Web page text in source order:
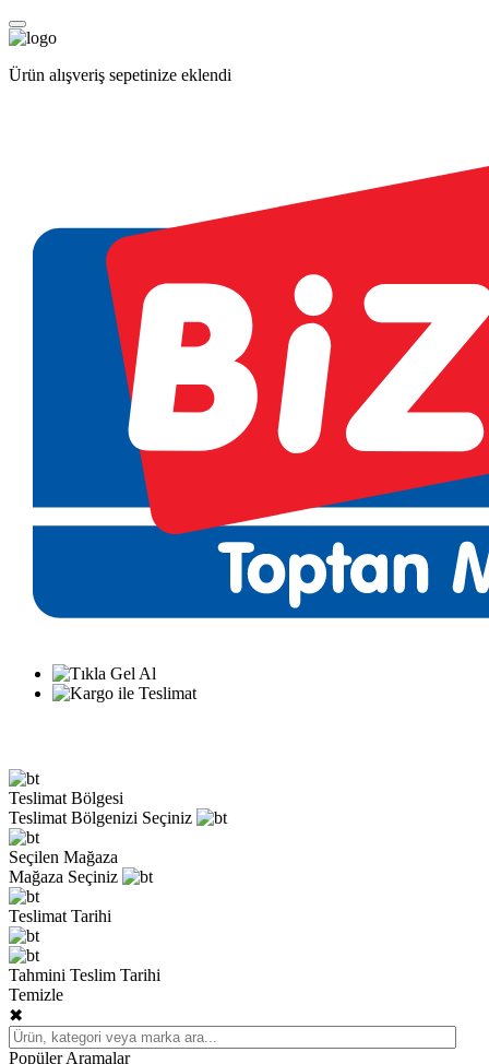
Ürün alışveriş sepetinize eklendi
Teslimat Bölgesi
Teslimat Bölgenizi Seçiniz
Seçilen Mağaza
Mağaza Seçiniz
Teslimat Tarihi
Tahmini Teslim Tarihi
Temizle
✖
Popüler Aramalar